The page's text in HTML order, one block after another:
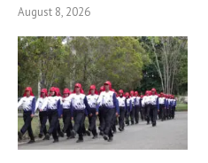
August 8, 2026